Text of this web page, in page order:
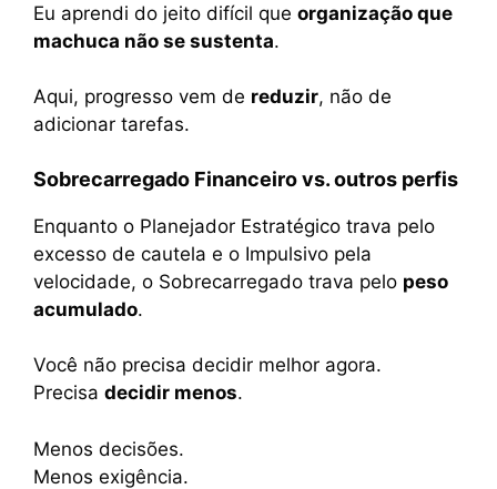
Eu aprendi do jeito difícil que organização que
machuca não se sustenta.
Aqui, progresso vem de reduzir, não de
adicionar tarefas.
Sobrecarregado Financeiro vs. outros perfis
Enquanto o Planejador Estratégico trava pelo
excesso de cautela e o Impulsivo pela
velocidade, o Sobrecarregado trava pelo peso
acumulado.
Você não precisa decidir melhor agora.
Precisa decidir menos.
Menos decisões.
Menos exigência.